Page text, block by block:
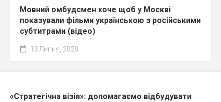
Мовний омбудсмен хоче щоб у Москві
показували фільми українською з російськими
субтитрами (відео)
13 Липня, 2020
«Стратегічна візія»: допомагаємо відбудувати